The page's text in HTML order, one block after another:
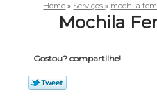
Home » Serviços» mochila
Mochila
Gostou? compartilhe!